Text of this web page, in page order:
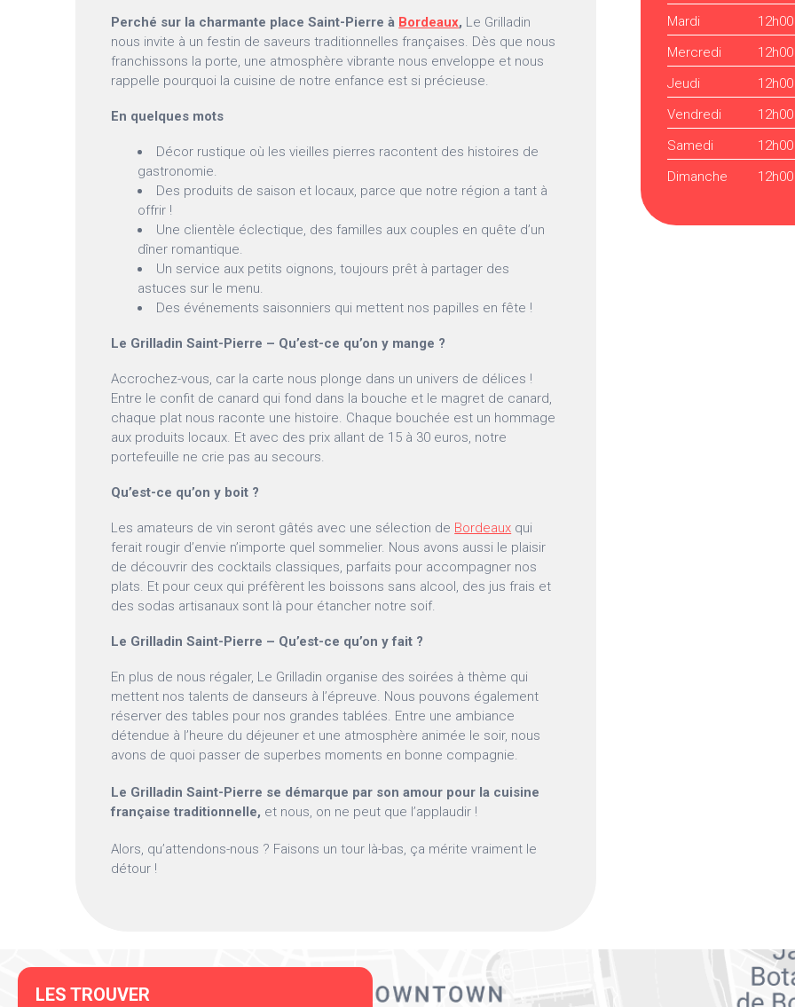
Perché sur la charmante place Saint-Pierre à Bordeaux, Le Grilladin
nous invite à un festin de saveurs traditionnelles françaises. Dès que nous
franchissons la porte, une atmosphère vibrante nous enveloppe et nous
rappelle pourquoi la cuisine de notre enfance est si précieuse.
En quelques mots
Décor rustique où les vieilles pierres racontent des histoires de
gastronomie.
Des produits de saison et locaux, parce que notre région a tant à
offrir !
Une clientèle éclectique, des familles aux couples en quête d’un
dîner romantique.
Un service aux petits oignons, toujours prêt à partager des
astuces sur le menu.
Des événements saisonniers qui mettent nos papilles en fête !
Le Grilladin Saint-Pierre – Qu’est-ce qu’on y mange ?
Accrochez-vous, car la carte nous plonge dans un univers de délices !
Entre le confit de canard qui fond dans la bouche et le magret de canard,
chaque plat nous raconte une histoire. Chaque bouchée est un hommage
aux produits locaux. Et avec des prix allant de 15 à 30 euros, notre
portefeuille ne crie pas au secours.
Qu’est-ce qu’on y boit ?
Les amateurs de vin seront gâtés avec une sélection de Bordeaux qui
ferait rougir d’envie n’importe quel sommelier. Nous avons aussi le plaisir
de découvrir des cocktails classiques, parfaits pour accompagner nos
plats. Et pour ceux qui préfèrent les boissons sans alcool, des jus frais et
des sodas artisanaux sont là pour étancher notre soif.
Le Grilladin Saint-Pierre – Qu’est-ce qu’on y fait ?
En plus de nous régaler, Le Grilladin organise des soirées à thème qui
mettent nos talents de danseurs à l’épreuve. Nous pouvons également
réserver des tables pour nos grandes tablées. Entre une ambiance
détendue à l’heure du déjeuner et une atmosphère animée le soir, nous
avons de quoi passer de superbes moments en bonne compagnie.
Le Grilladin Saint-Pierre se démarque par son amour pour la cuisine
française traditionnelle, et nous, on ne peut que l’applaudir !
Alors, qu’attendons-nous ? Faisons un tour là-bas, ça mérite vraiment le
détour !
Mardi
Mercredi
Jeudi
Vendredi
Samedi
Dimanche
LES TROUVER